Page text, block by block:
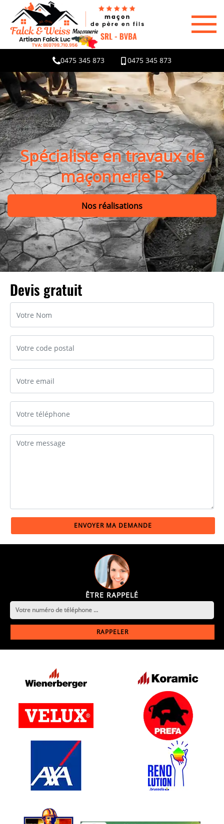
0475 345 873 0475 345 873
Spécialiste en travaux de
maçonnerie P
Nos réalisations
Devis gratuit
ÊTRE RAPPELÉ